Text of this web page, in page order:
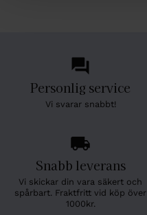
Personlig service
Vi svarar snabbt!
Snabb leverans
Vi skickar din vara säkert och
spårbart. Fraktfritt vid köp över
1000kr.